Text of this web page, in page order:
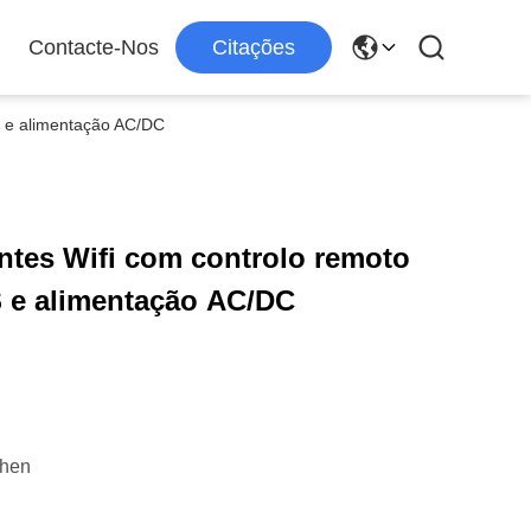
Contacte-Nos Citações
alimentação AC/DC
Wifi com controlo remoto
alimentação AC/DC